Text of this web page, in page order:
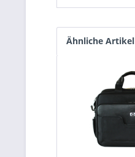
Ähnliche Artikel